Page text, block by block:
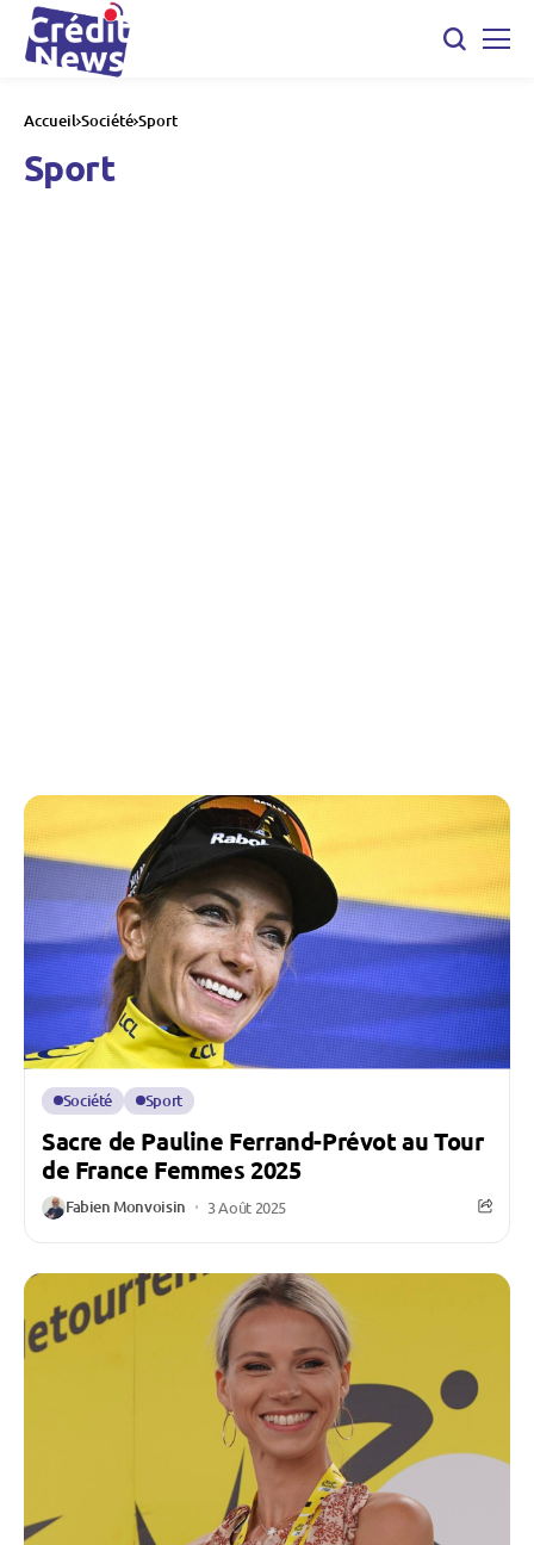
Accueil Société Sport
Sport
Société Sport
Sacre de Pauline Ferrand-Prévot au Tour
de France Femmes 2025
Fabien Monvoisin 3 Août 2025